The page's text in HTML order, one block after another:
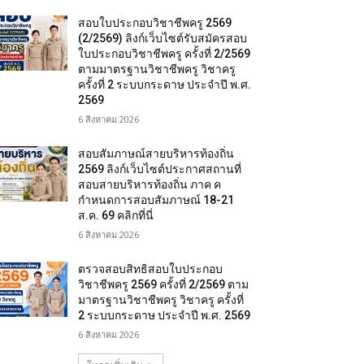
สอบใบประกอบวิชาชีพครู 2569
(2/2569) ลิงก์เว็บไซต์รับสมัครสอบ
ใบประกอบวิชาชีพครู ครั้งที่ 2/2569
ตามมาตรฐานวิชาชีพครู วิชาครู
ครั้งที่ 2 ระบบกระดาษ ประจำปี พ.ศ.
2569
6 สิงหาคม 2026
สอบสัมภาษณ์สายบริหารท้องถิ่น
2569 ลิงก์เว็บไซต์ประกาศสถานที่
สอบสายบริหารท้องถิ่น ภาค ค
กำหนดการสอบสัมภาษณ์ 18-21
ส.ค. 69 คลิกที่นี่
6 สิงหาคม 2026
ตรวจสอบสิทธิสอบใบประกอบ
วิชาชีพครู 2569 ครั้งที่ 2/2569 ตาม
มาตรฐานวิชาชีพครู วิชาครู ครั้งที่
2 ระบบกระดาษ ประจำปี พ.ศ. 2569
6 สิงหาคม 2026